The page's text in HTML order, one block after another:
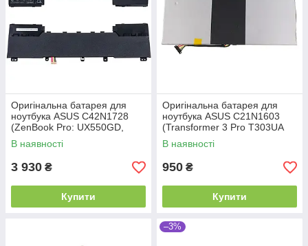
Оригінальна батарея для
ноутбука ASUS C42N1728
(ZenBook Pro: UX550GD,
UX580GE, UX534FT) 15.4V
4614mAh 71Wh Black
В наявності
3 930 ₴
Купити
Оригінальна батарея для
ноутбука ASUS C21N1603
(Transformer 3 Pro T303UA
series) 7.7V 5000mAh 39Wh
Silver
В наявності
950 ₴
Купити
–3%